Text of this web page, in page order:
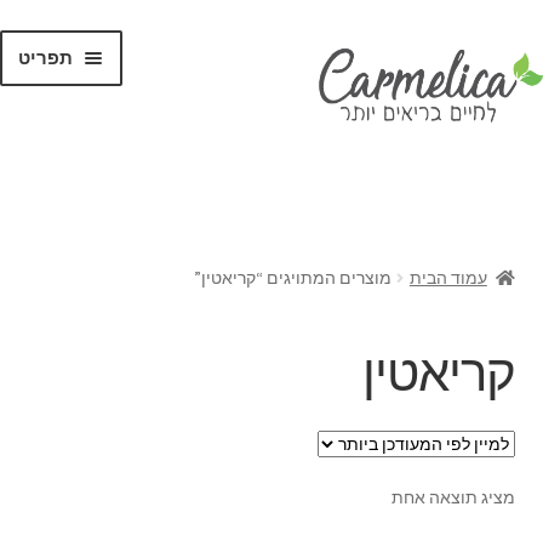
תפריט
עמוד הבית מוצרים המתויגים “קריאטין”
קריאטין
מציג תוצאה אחת